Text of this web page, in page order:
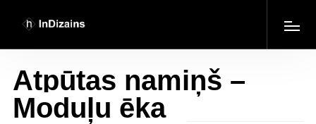
Atpūtas namiņš –
Moduļu ēka